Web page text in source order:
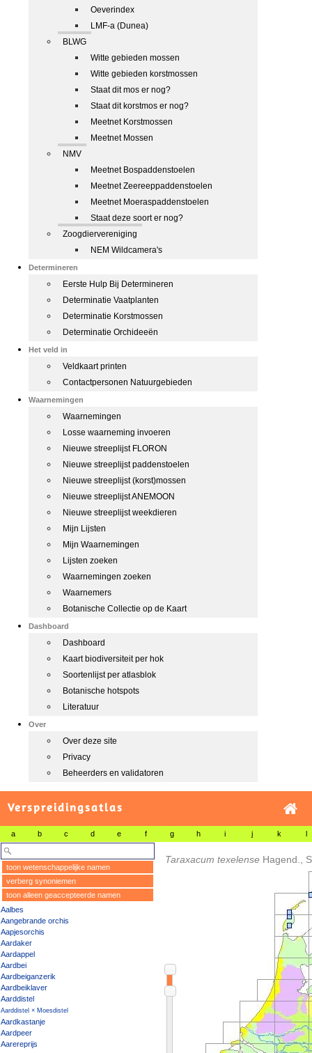
Oeverindex
LMF-a (Dunea)
BLWG
Witte gebieden mossen
Witte gebieden korstmossen
Staat dit mos er nog?
Staat dit korstmos er nog?
Meetnet Korstmossen
Meetnet Mossen
NMV
Meetnet Bospaddenstoelen
Meetnet Zeereeppaddenstoelen
Meetnet Moeraspaddenstoelen
Staat deze soort er nog?
Zoogdiervereniging
NEM Wildcamera's
Determineren
Eerste Hulp Bij Determineren
Determinatie Vaatplanten
Determinatie Korstmossen
Determinatie Orchideeën
Het veld in
Veldkaart printen
Contactpersonen Natuurgebieden
Waarnemingen
Waarnemingen
Losse waarneming invoeren
Nieuwe streeplijst FLORON
Nieuwe streeplijst paddenstoelen
Nieuwe streeplijst (korst)mossen
Nieuwe streeplijst ANEMOON
Nieuwe streeplijst weekdieren
Mijn Lijsten
Mijn Waarnemingen
Lijsten zoeken
Waarnemingen zoeken
Waarnemers
Botanische Collectie op de Kaart
Dashboard
Dashboard
Kaart biodiversiteit per hok
Soortenlijst per atlasblok
Botanische hotspots
Literatuur
Over
Over deze site
Privacy
Beheerders en validatoren
Verspreidingsatlas
a b c d e f g h i j k l
toon wetenschappelijke namen
verberg synoniemen
toon alleen geaccepteerde namen
Aalbes
Aangebrande orchis
Aapjesorchis
Aardaker
Aardappel
Aardbei
Aardbeiganzerik
Aardbeiklaver
Aarddistel
Aarddistel × Moesdistel
Aardkastanje
Aardpeer
Aarereprijs
Taraxacum texelense Hagend.,